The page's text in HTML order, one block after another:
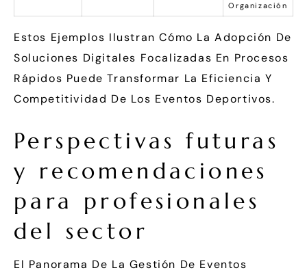
Organización
Estos Ejemplos Ilustran Cómo La Adopción De
Soluciones Digitales Focalizadas En Procesos
Rápidos Puede Transformar La Eficiencia Y
Competitividad De Los Eventos Deportivos.
Perspectivas futuras
y recomendaciones
para profesionales
del sector
El Panorama De La Gestión De Eventos